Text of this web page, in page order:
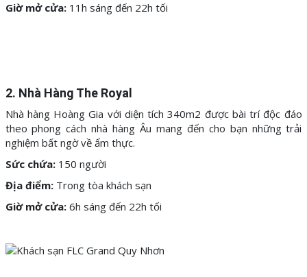
Giờ mở cửa: 11h sáng đến 22h tối
2. Nhà Hàng The Royal
Nhà hàng Hoàng Gia với diện tích 340m2 được bài trí độc đáo
theo phong cách nhà hàng Âu mang đến cho bạn những trải
nghiệm bất ngờ về ẩm thực.
Sức chứa: 150 người
Địa điểm: Trong tòa khách sạn
Giờ mở cửa: 6h sáng đến 22h tối